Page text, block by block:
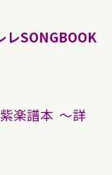
レSONGBOOK
楽譜本 〜詳